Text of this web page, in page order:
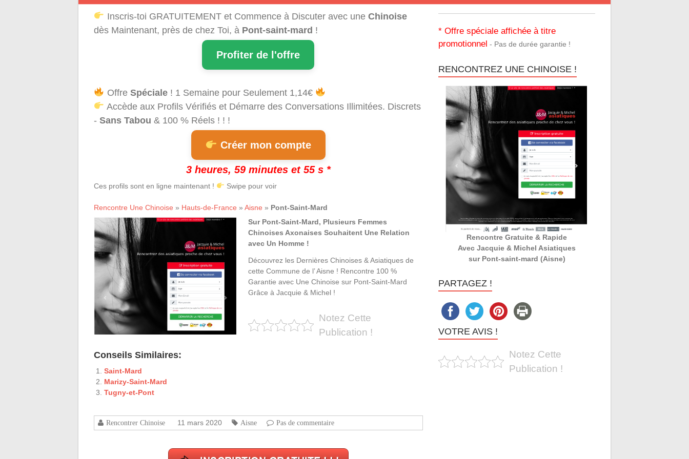
Inscris-toi GRATUITEMENT et Commence à Discuter avec une Chinoise
dès Maintenant, près de chez Toi, à Pont-saint-mard !
Profiter de l'offre
Offre Spéciale! 1 Semaine pour Seulement 1,14€
Accède aux Profils Vérifiés et Démarre des Conversations Illimitées. Discrets
- Sans Tabou & 100 % Réels ! ! !
Créer mon compte
3 heures, 59 minutes et 54 s *
Ces profils sont en ligne maintenant ! Swipe pour voir
Rencontre Une Chinoise » Hauts-de-France » Aisne » Pont-Saint-Mard
Sur Pont-Saint-Mard, Plusieurs Femmes
Chinoises Axonaises Souhaitent Une Relation
avec Un Homme !
Découvrez les Dernières Chinoises & Asiatiques de
cette Commune de l’ Aisne ! Rencontre 100 %
Garantie avec Une Chinoise sur Pont-Saint-Mard
Grâce à Jacquie & Michel !
Notez Cette
Publication !
Conseils Similaires:
Saint-Mard
Marizy-Saint-Mard
Tugny-et-Pont
Rencontrer Chinoise 11 mars 2020 Aisne Pas de commentaire
* Offre spéciale affichée à titre
promotionnel - Pas de durée garantie !
RENCONTREZ UNE CHINOISE !
Rencontre Gratuite & Rapide
Avec Jacquie & Michel Asiatiques
sur Pont-saint-mard (Aisne)
PARTAGEZ !
VOTRE AVIS !
Notez Cette
Publication !